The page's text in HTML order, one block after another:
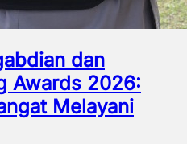
dan
Awards 2026:
Melayani